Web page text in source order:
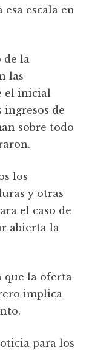
escala en
de la
las
el inicial
ingresos de
sobre todo
los
y otras
el caso de
abierta la
que la oferta
implica
para los